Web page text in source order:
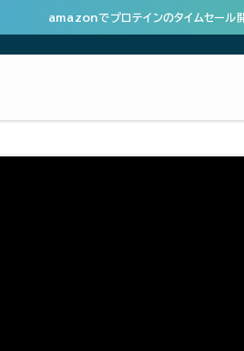
amazonでプロテインのタイムセール